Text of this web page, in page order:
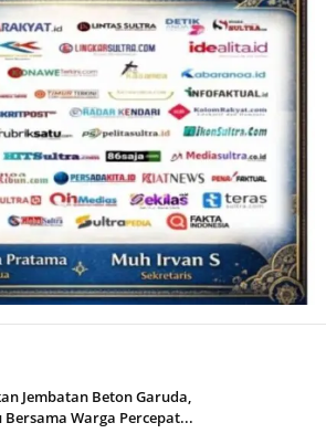
Jembatan Beton Garuda,
Warga Percepat...